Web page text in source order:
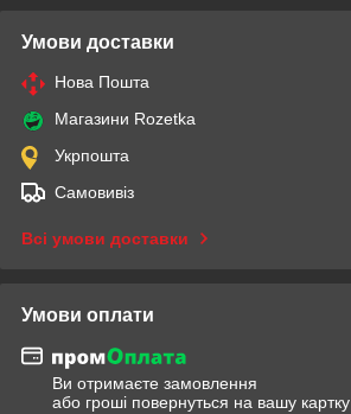
Умови доставки
Нова Пошта
Магазини Rozetka
Укрпошта
Самовивіз
Всі умови доставки
Умови оплати
Ви отримаєте замовлення
або гроші повернуться на вашу картку